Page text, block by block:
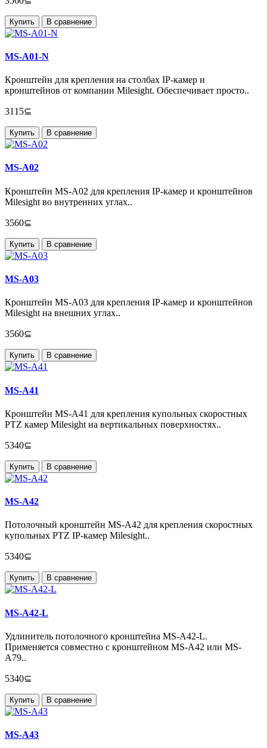
Купить В сравнение
MS-A01-N
Кронштейн для крепления на столбах IP-камер и
кронштейнов от компании Milesight. Обеспечивает просто..
3115⊆
Купить В сравнение
MS-A02
Кронштейн MS-A02 для крепления IP-камер и кронштейнов
Milesight во внутренних углах..
3560⊆
Купить В сравнение
MS-A03
Кронштейн MS-A03 для крепления IP-камер и кронштейнов
Milesight на внешних углах..
3560⊆
Купить В сравнение
MS-A41
Кронштейн MS-A41 для крепления купольных скоростных
PTZ камер Milesight на вертикальных поверхностях..
5340⊆
Купить В сравнение
MS-A42
Потолочный кронштейн MS-A42 для крепления скоростных
купольных PTZ IP-камер Milesight..
5340⊆
Купить В сравнение
MS-A42-L
Удлинитель потолочного кронштейна MS-A42-L.
Применяется совместно с кронштейном MS-A42 или MS-
A79..
5340⊆
Купить В сравнение
MS-A43